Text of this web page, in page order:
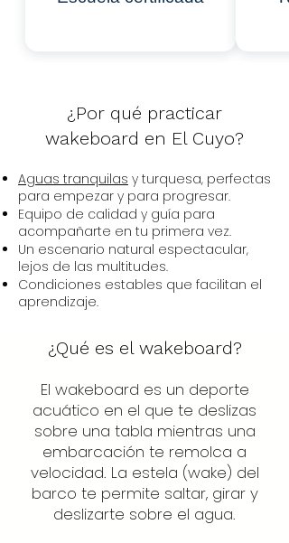
¿Por qué practicar
wakeboard en El Cuyo?
Aguas tranquilas y turquesa, perfectas
para empezar y para progresar.
Equipo de calidad y guía para
acompañarte en tu primera vez.
Un escenario natural espectacular,
lejos de las multitudes.
Condiciones estables que facilitan el
aprendizaje.
¿Qué es el wakeboard?
El wakeboard es un deporte
acuático en el que te deslizas
sobre una tabla mientras una
embarcación te remolca a
velocidad. La estela (wake) del
barco te permite saltar, girar y
deslizarte sobre el agua.